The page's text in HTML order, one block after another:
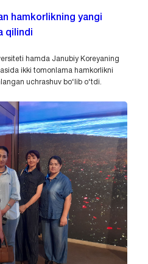
hamkorlikning yangi
qilindi
hamda Janubiy Koreyaning
ikki tomonlama hamkorlikni
uchrashuv bo‘lib o‘tdi.